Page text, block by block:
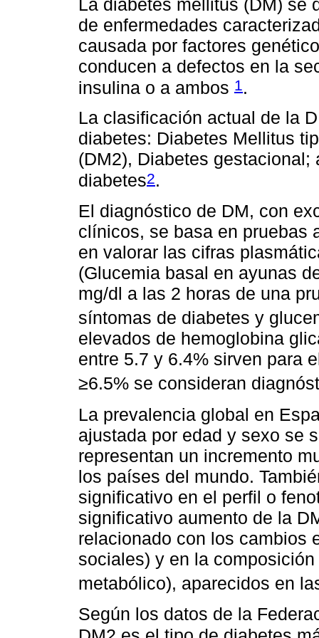
de enfermedades
causada por factores
conducen a defectos en la
insulina o a ambos 1 .
La clasificación actual de la
diabetes: Diabetes Mellitus
(DM2), Diabetes
diabetes2.
El diagnóstico de DM, con
clínicos, se basa en pruebas
en valorar las cifras
(Glucemia basal en ayunas
mg/dl a las 2 horas de una
síntomas de diabetes y
elevados de hemoglobina
entre 5.7 y 6.4% sirven para
≥6.5% se consideran
La prevalencia global en
ajustada por edad y sexo se
representan un incremento
los países del mundo.
significativo en el perfil o
significativo aumento de la
relacionado con los cambios
sociales) y en la
metabólico), aparecidos en
Según los datos de la